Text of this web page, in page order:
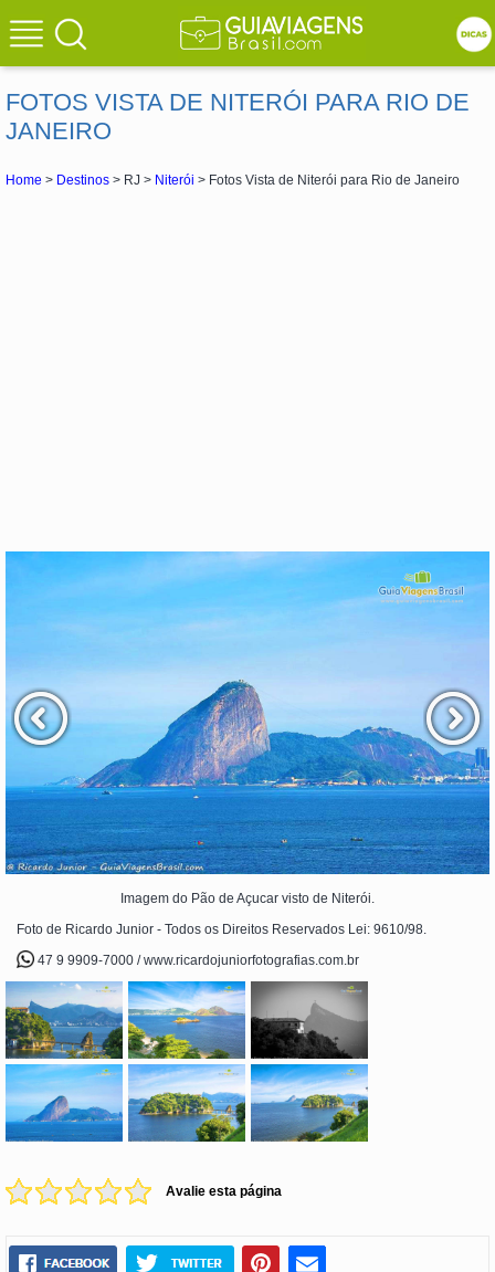
FOTOS VISTA DE NITERÓI PARA RIO DE
JANEIRO
Home > Destinos > RJ > Niterói > Fotos Vista de Niterói para Rio de Janeiro
Imagem do Pão de Açucar visto de Niterói.
Foto de Ricardo Junior - Todos os Direitos Reservados Lei: 9610/98.
47 9 9909-7000 / www.ricardojuniorfotografias.com.br
Avalie esta página